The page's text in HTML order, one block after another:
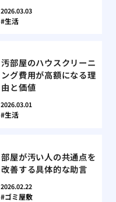
2026.03.03
生活
汚部屋のハウスクリーニ
ング費用が高額になる理
由と価値
2026.03.01
生活
部屋が汚い人の共通点を
改善する具体的な助言
2026.02.22
ゴミ屋敷